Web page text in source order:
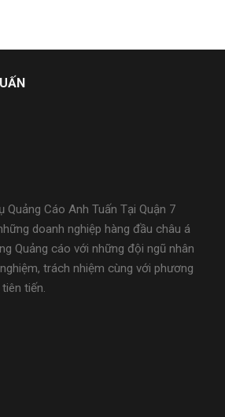
Cáo Anh Tuấn Tại Quận 7
doanh nghiệp hàng đầu châu á
Quảng cáo với những đội ngũ nhân
trách nhiệm cùng với phương
tiến.